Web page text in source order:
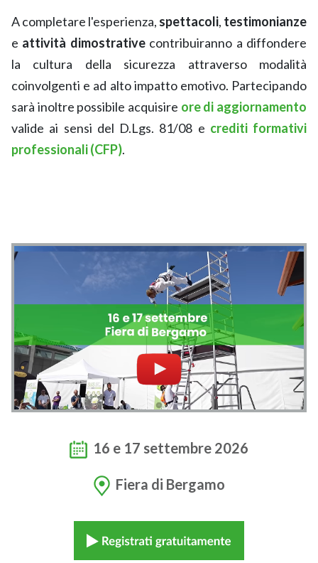
A completare l'esperienza, spettacoli, testimonianze
e attività dimostrativecontribuiranno a diffondere
la cultura della sicurezza attraverso modalità
coinvolgenti e ad alto impatto emotivo. Partecipando
sarà inoltre possibile acquisire ore di aggiornamento
valide ai sensi del D.Lgs. 81/08 e crediti formativi
professionali (CFP).
16 e 17 settembre 2026
Fiera di Bergamo